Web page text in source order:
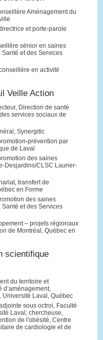
Aménagement du
et porte-parole
sénior en saines
et des Services
en activité
Veille Action
Direction de santé
services sociaux de
Synergitic
prévention par
de Laval
des saines
Desjardins/CLSC Laurier-
transfert de
en Forme
des saines
et des Services
– projets régionaux
de Montréal, Québec en
scientifique
du territoire et
d’aménagement,
Université Laval, Québec
sous octroi, Faculté
Laval; chercheuse,
de l'obésité, Centre
de cardiologie et de